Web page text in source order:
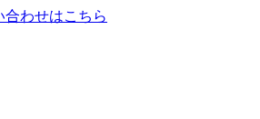
合わせはこちら